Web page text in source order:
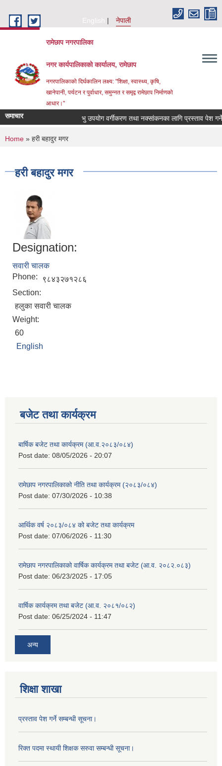
English
नेपाली
रामेछाप नगरपालिका
नगर कार्यपालिकाको कार्यालय, रामेछाप
नगरपालिकाको दिर्घकालिन लक्ष्य: "शिक्षा, स्वास्थ्य, कृषि,
खानेपानी, पर्यटन र पुर्वाधार, समुन्नत र समृद्व रामेछाप निर्माणको
आधार।"
समाचार भु उपयोग वर्गीकरण तथा नक्सांकनका लागि प्रस्ताव पेश गर्ने
You are here
Home » हरी बहादुर मगर
हरी बहादुर मगर
Designation:
सवारी चालक
Phone:
९८४३२७१२८६
Section:
हलुका सवारी चालक
Weight:
60
English
बजेट तथा कार्यक्रम
बार्षिक बजेट तथा कार्यक्रम (आ.व.२०८३/०८४)
Post date: 08/05/2026 - 20:07
रामेछाप नगरपालिकाको नीति तथा कार्यक्रम (२०८३/०८४)
Post date: 07/30/2026 - 10:38
आर्थिक वर्ष २०८३/०८४ को बजेट तथा कार्यक्रम
Post date: 07/06/2026 - 11:30
रामेछाप नगरपालिकाको वार्षिक कार्यक्रम तथा बजेट (आ.व. २०८२.०८३)
Post date: 06/23/2025 - 17:05
वार्षिक कार्यक्रम तथा बजेट (आ.व. २०८१/०८२)
Post date: 06/25/2024 - 11:47
अन्य
शिक्षा शाखा
प्रस्ताव पेश गर्ने सम्बन्धी सूचना।
रिक्त पदमा स्थायी शिक्षक सरुवा सम्बन्धी सूचना।